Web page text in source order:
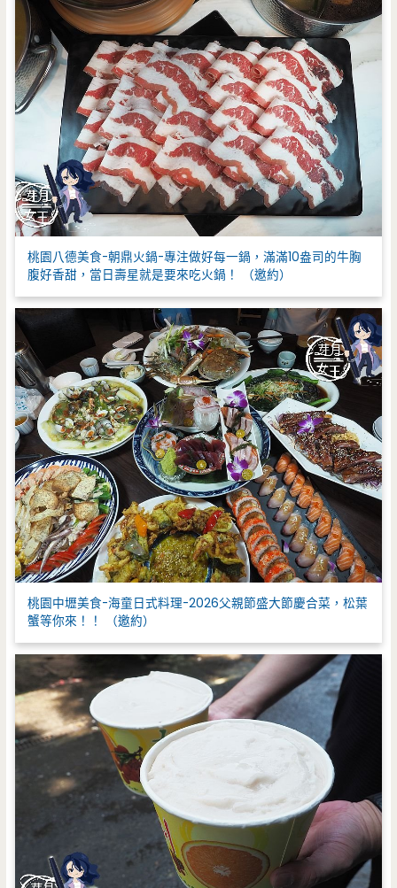
桃園八德美食-朝鼎火鍋-專注做好每一鍋，滿滿10盎司的牛胸
腹好香甜，當日壽星就是要來吃火鍋！ （邀約）
桃園中壢美食-海童日式料理-2026父親節盛大節慶合菜，松葉
蟹等你來！！ （邀約）